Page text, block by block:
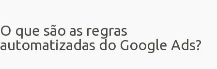
O que são as regras
automatizadas do Google Ads?